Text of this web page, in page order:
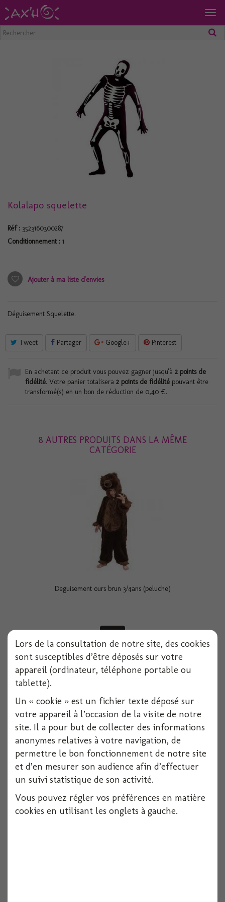
Kolalapo squelette
Réf : 3523160300287
Conditionnement : 1
Ajouter à ma liste d'envies
Déguisement Squelette.
Tweet Partager Google+ Pinterest
En achetant ce produit vous pouvez gagner jusqu'à 2 points de
fidélité. Votre panier totalisera 2 points de fidélité pouvant être
transformé(s) en un bon de réduction de 0,40 €.
8 AUTRES PRODUITS DANS LA MÊME
CATÉGORIE
Deguisement ours brun 3/4ans (peluche)
Deguisement lion adulte 180cm (peluche)
Lors de la consultation de notre site, des cookies
sont susceptibles d’être déposés sur votre
appareil (ordinateur, téléphone portable ou
tablette).
Un « cookie » est un fichier texte déposé sur
votre appareil à l’occasion de la visite de notre
site. Il a pour but de collecter des informations
anonymes relatives à votre navigation, de
permettre le bon fonctionnement de notre site
et d’en mesurer son audience afin d’effectuer
un suivi statistique de son activité.
Vous pouvez régler vos préférences en matière
cookies en utilisant les onglets à gauche.